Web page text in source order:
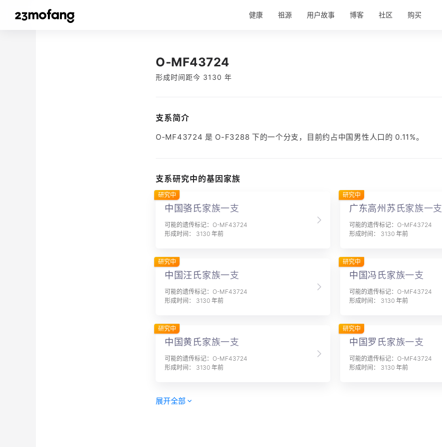
健康 祖源 用户故事 博客 社区 购买
O-MF43724
形成时间距今 3130 年
支系简介
O-MF43724 是 O-F3288 下的一个分支，目前约占中国男性人口的 0.11%。
支系研究中的基因家族
中国骆氏家族一支
可能的遗传标记：O-MF43724
形成时间： 3130 年前
研究中
广东高州苏氏家族一支
可能的遗传标记：O-MF43724
形成时间： 3130 年前
研究中
中国汪氏家族一支
可能的遗传标记：O-MF43724
形成时间： 3130 年前
研究中
中国冯氏家族一支
可能的遗传标记：O-MF43724
形成时间： 3130 年前
研究中
中国黄氏家族一支
可能的遗传标记：O-MF43724
形成时间： 3130 年前
研究中
中国罗氏家族一支
可能的遗传标记：O-MF43724
形成时间： 3130 年前
研究中
展开全部